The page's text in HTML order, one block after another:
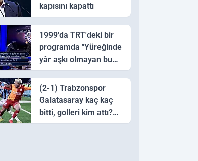
kapısını kapattı
1999'da TRT'deki bir
programda "Yüreğinde
yâr aşkı olmayan bu
sazı çalarsa tingirdatır"
sözünü söyleyen halk
ozanı hangisidir?
(2-1) Trabzonspor
Galatasaray kaç kaç
bitti, golleri kim attı?
Trabzonspor